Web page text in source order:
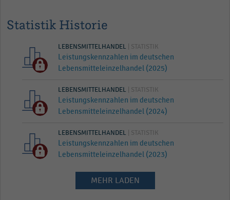
Statistik Historie
LEBENSMITTELHANDEL | STATISTIK
Leistungskennzahlen im deutschen
Lebensmitteleinzelhandel (2025)
LEBENSMITTELHANDEL | STATISTIK
Leistungskennzahlen im deutschen
Lebensmitteleinzelhandel (2024)
LEBENSMITTELHANDEL | STATISTIK
Leistungskennzahlen im deutschen
Lebensmitteleinzelhandel (2023)
MEHR LADEN